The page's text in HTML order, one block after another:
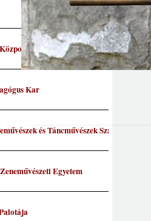
Kar
és Táncművészek Szakszervezete
Egyetem